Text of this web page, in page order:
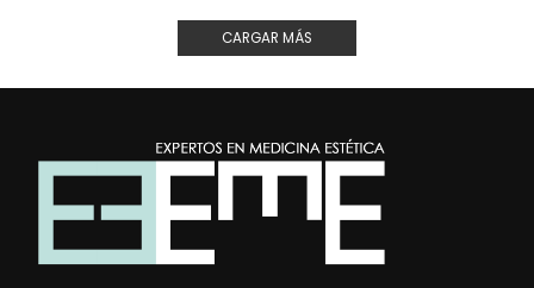
CARGAR MÁS